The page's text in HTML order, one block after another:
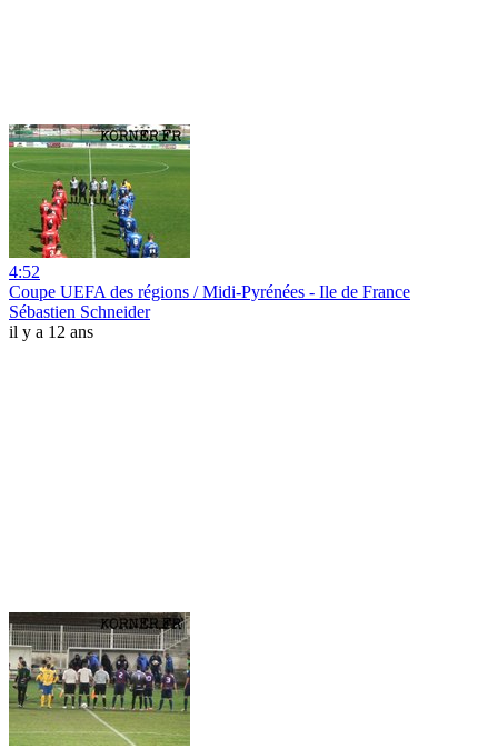
4:52
Coupe UEFA des régions / Midi-Pyrénées - Ile de France
Sébastien Schneider
il y a 12 ans